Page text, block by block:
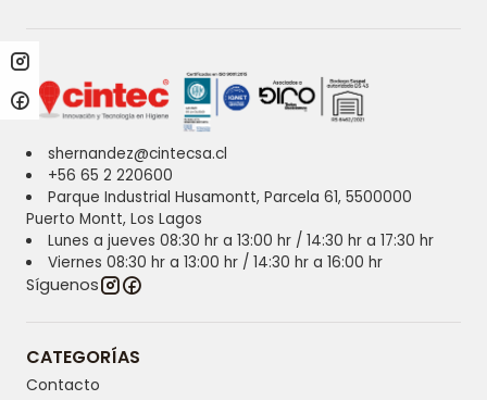
shernandez@cintecsa.cl
+56 65 2 220600
Parque Industrial Husamontt, Parcela 61, 5500000
Puerto Montt, Los Lagos
Lunes a jueves 08:30 hr a 13:00 hr / 14:30 hr a 17:30 hr
Viernes 08:30 hr a 13:00 hr / 14:30 hr a 16:00 hr
Síguenos
CATEGORÍAS
Contacto